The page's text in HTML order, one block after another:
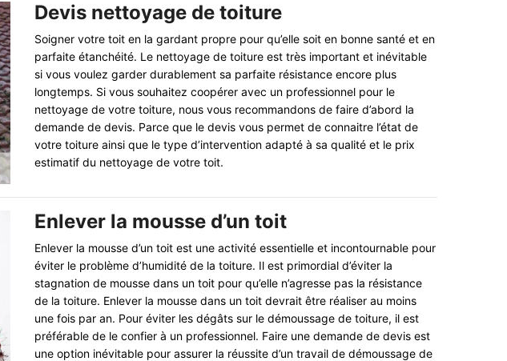
Devis nettoyage de toiture
Soigner votre toit en la gardant propre pour qu’elle soit en bonne santé et en
parfaite étanchéité. Le nettoyage de toiture est très important et inévitable
si vous voulez garder durablement sa parfaite résistance encore plus
longtemps. Si vous souhaitez coopérer avec un professionnel pour le
nettoyage de votre toiture, nous vous recommandons de faire d’abord la
demande de devis. Parce que le devis vous permet de connaitre l’état de
votre toiture ainsi que le type d’intervention adapté à sa qualité et le prix
estimatif du nettoyage de votre toit.
Enlever la mousse d’un toit
Enlever la mousse d’un toit est une activité essentielle et incontournable pour
éviter le problème d’humidité de la toiture. Il est primordial d’éviter la
stagnation de mousse dans un toit pour qu’elle n’agresse pas la résistance
de la toiture. Enlever la mousse dans un toit devrait être réaliser au moins
une fois par an. Pour éviter les dégâts sur le démoussage de toiture, il est
préférable de le confier à un professionnel. Faire une demande de devis est
une option inévitable pour assurer la réussite d’un travail de démoussage de